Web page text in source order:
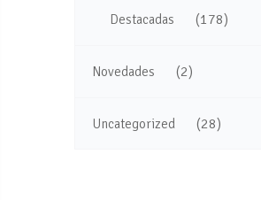
Destacadas (178)
Novedades (2)
Uncategorized (28)